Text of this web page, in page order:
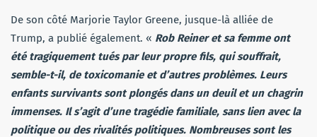
De son côté Marjorie Taylor Greene, jusque-là alliée de
Trump, a publié également. « Rob Reiner et sa femme ont
été tragiquement tués par leur propre fils, qui souffrait,
semble-t-il, de toxicomanie et d’autres problèmes. Leurs
enfants survivants sont plongés dans un deuil et un chagrin
immenses. Il s’agit d’une tragédie familiale, sans lien avec la
politique ou des rivalités politiques. Nombreuses sont les